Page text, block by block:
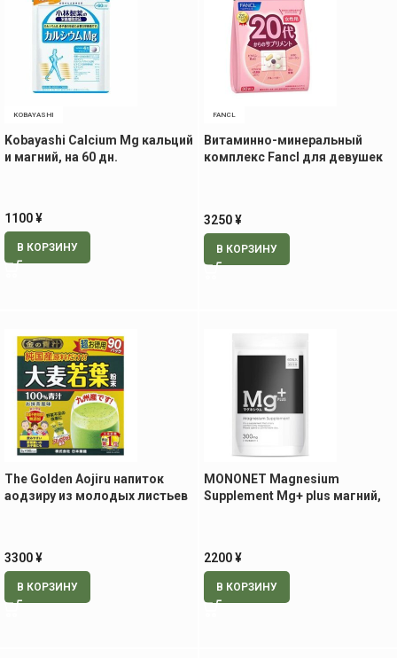
KOBAYASHI
Kobayashi Calcium Mg кальций
и магний, на 60 дн.
1100¥
В КОРЗИНУ
FANCL
Витаминно-минеральный
комплекс Fancl для девушек
3250¥
В КОРЗИНУ
The Golden Aojiru напиток
аодзиру из молодых листьев
3300¥
В КОРЗИНУ
MONONET Magnesium
Supplement Mg+ plus магний,
2200¥
В КОРЗИНУ